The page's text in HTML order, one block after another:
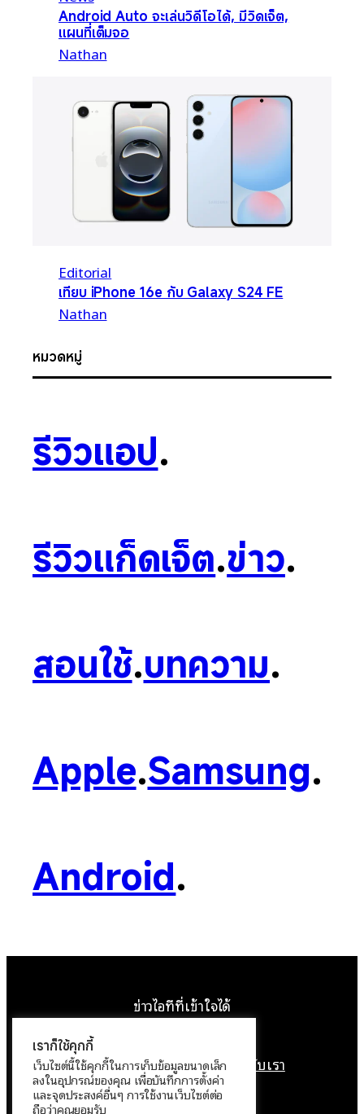
Android Auto จะเล่นวิดีโอได้, มีวิดเจ็ต,
แผนที่เต็มจอ
Nathan
Editorial
เทียบ iPhone 16e กับ Galaxy S24 FE
Nathan
หมวดหมู่
รีวิวแอป.
รีวิวแก็ดเจ็ต.ข่าว.
สอนใช้.บทความ.
Apple.Samsung.
Android.
ข่าวไอทีที่เข้าใจได้
หน้าแรกติดต่อเราลิขสิทธิ์เกี่ยวกับเรา
นโยบายข้อมูลส่วนบุคคล
เราก็ใช้คุกกี้
เว็บไซต์นี้ใช้คุกกี้ในการเก็บข้อมูลขนาดเล็ก
ลงในอุปกรณ์ของคุณ เพื่อบันทึกการตั้งค่า
และจุดประสงค์อื่นๆ การใช้งานเว็บไซต์ต่อ
ถือว่าคุณยอมรับ